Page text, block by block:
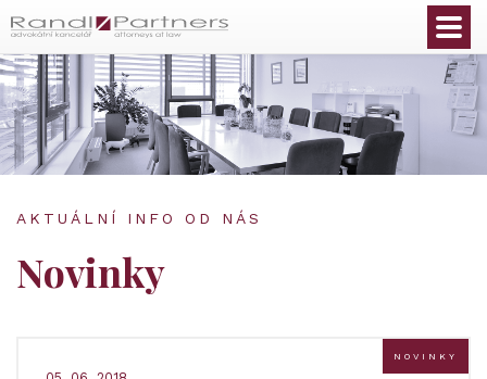
AKTUÁLNÍ INFO OD NÁS
Novinky
NOVINKY
Čeština